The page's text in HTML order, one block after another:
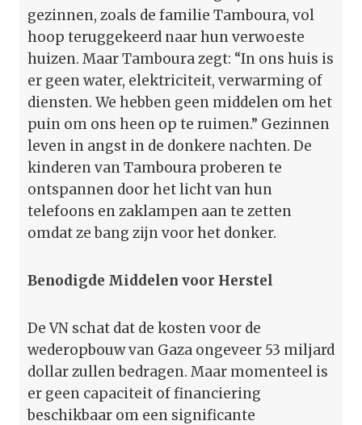
gezinnen, zoals de familie Tamboura, vol
hoop teruggekeerd naar hun verwoeste
huizen. Maar Tamboura zegt: “In ons huis is
er geen water, elektriciteit, verwarming of
diensten. We hebben geen middelen om het
puin om ons heen op te ruimen.” Gezinnen
leven in angst in de donkere nachten. De
kinderen van Tamboura proberen te
ontspannen door het licht van hun
telefoons en zaklampen aan te zetten
omdat ze bang zijn voor het donker.
Benodigde Middelen voor Herstel
De VN schat dat de kosten voor de
wederopbouw van Gaza ongeveer 53 miljard
dollar zullen bedragen. Maar momenteel is
er geen capaciteit of financiering
beschikbaar om een significante